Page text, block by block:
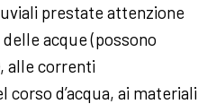
prestate attenzione
acque (possono
alle correnti
d’acqua, ai materiali